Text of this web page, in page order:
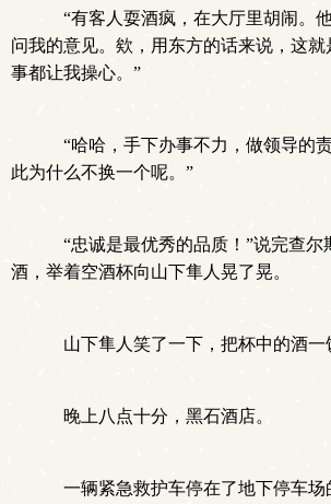
“有客人耍酒疯，在大厅里胡闹。
问我的意见。欸，用东方的话来说，这
事都让我操心。”
“哈哈，手下办事不力，做领导的
此为什么不换一个呢。”
“忠诚是最优秀的品质！”说完查尔
酒，举着空酒杯向山下隼人晃了晃。
山下隼人笑了一下，把杯中的酒一
晚上八点十分，黑石酒店。
一辆紧急救护车停在了地下停车场